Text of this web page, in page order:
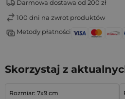
Darmowa dostawa od 200 zł
100 dni na zwrot produktów
Metody płatności
Skorzystaj z
Rozmiar: 7x9 cm